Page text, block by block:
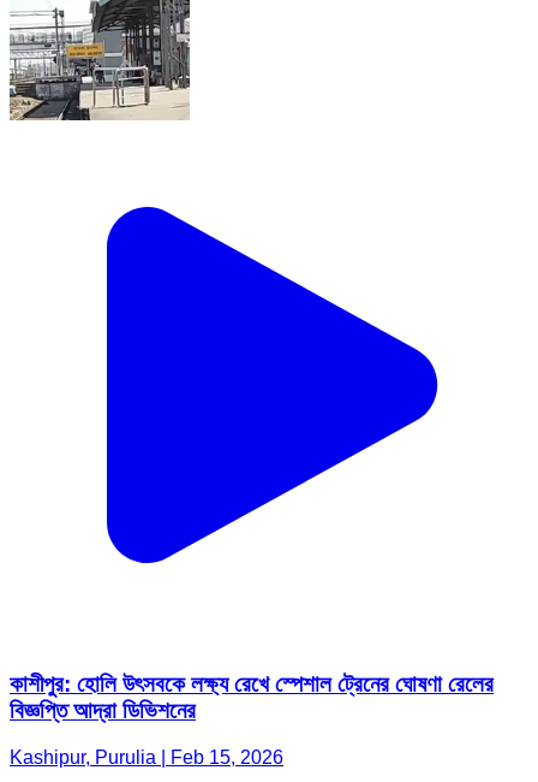
কাশীপুর: হোলি উৎসবকে লক্ষ্য রেখে স্পেশাল ট্রেনের ঘোষণা রেলের
বিজ্ঞপ্তি আদ্রা ডিভিশনের
Kashipur, Purulia | Feb 15, 2026